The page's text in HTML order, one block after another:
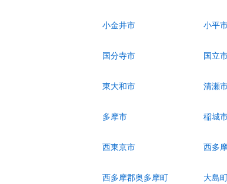
小金井市 小平
国分寺市 国立
東大和市 清瀬
多摩市 稲城
西東京市 西多
西多摩郡奥多摩町 大島